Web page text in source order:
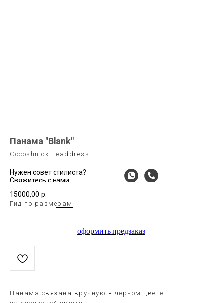
Панама "Blank"
Cocoshnick Headdress
Нужен совет стилиста?
Свяжитесь с нами:
15000,00 р.
Гид по размерам
оформить предзаказ
Панама связана вручную в черном цвете